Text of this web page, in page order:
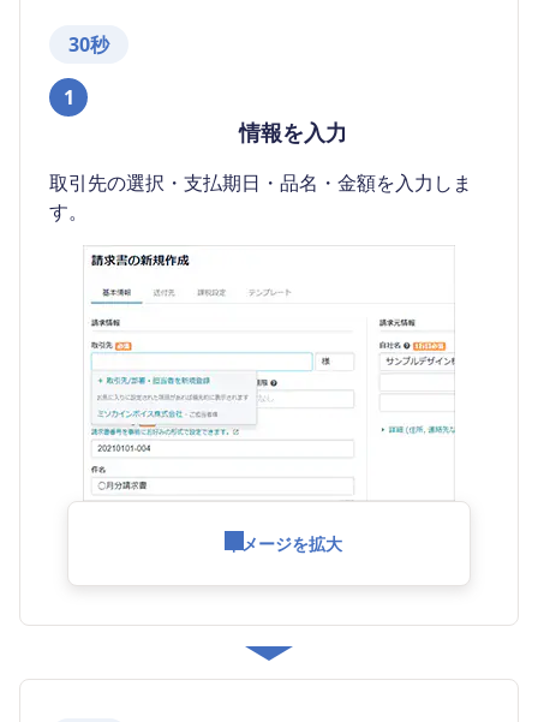
30秒
1
情報を入力
取引先の選択・支払期日・品名・金額を入力しま
す。
イメージを拡大